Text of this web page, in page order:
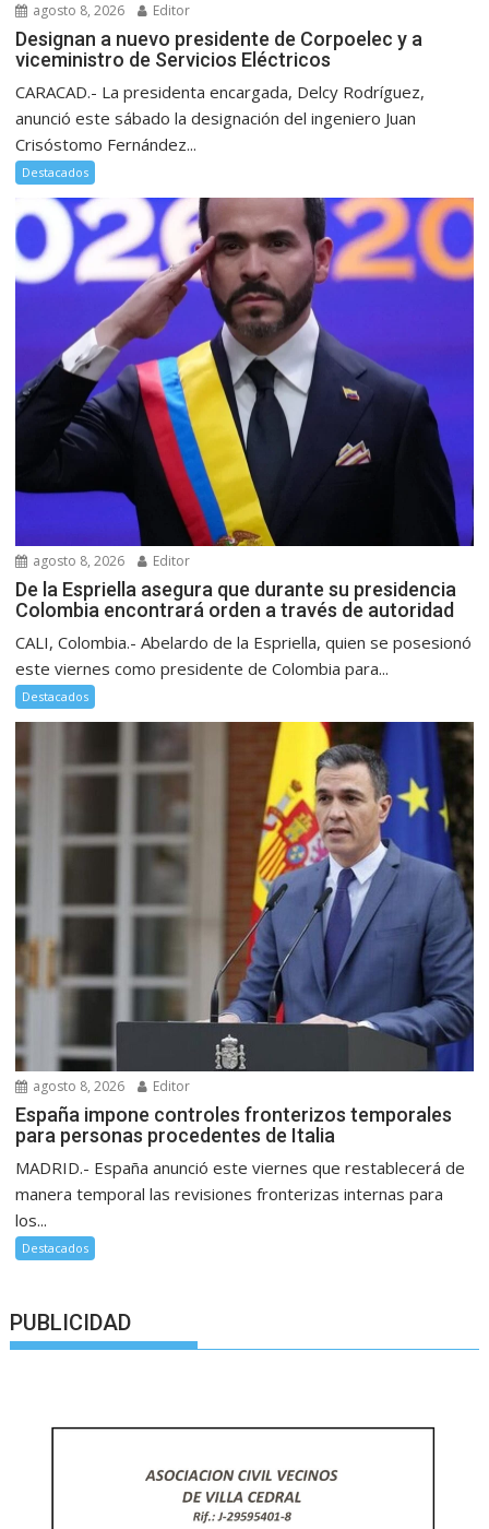
agosto 8, 2026 Editor
Designan a nuevo presidente de Corpoelec y a
viceministro de Servicios Eléctricos
CARACAD.- La presidenta encargada, Delcy Rodríguez,
anunció este sábado la designación del ingeniero Juan
Crisóstomo Fernández...
Destacados
agosto 8, 2026 Editor
De la Espriella asegura que durante su presidencia
Colombia encontrará orden a través de autoridad
CALI, Colombia.- Abelardo de la Espriella, quien se posesionó
este viernes como presidente de Colombia para...
Destacados
agosto 8, 2026 Editor
España impone controles fronterizos temporales
para personas procedentes de Italia
MADRID.- España anunció este viernes que restablecerá de
manera temporal las revisiones fronterizas internas para
los...
Destacados
PUBLICIDAD